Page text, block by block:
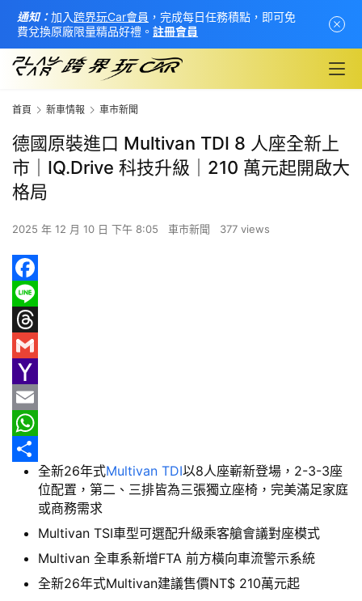
首
頁
新
車
情
報
車
輛
汽
首頁 新車情報 車市新聞
德國原裝進口 Multivan TDI 8 人座全新上
市｜IQ.Drive 科技升級｜210 萬元起開啟大
格局
2025 年 12 月 10 日 下午 8:05 車市新聞 377 views
F
a
c
b
o
o
L
e
T
r
e
a
G
m
a
Y
a
h
E
m
W
分
全新26年式Multivan TDI以8人座嶄新登場，2-3-3座
位配置，第二、三排皆為三張獨立座椅，完美滿足家庭
或商務需求
Multivan TSI車型可選配升級乘客艙會議對座模式
Multivan 全車系新增FTA 前方橫向車流警示系統
全新26年式Multivan建議售價NT$ 210萬元起
通知：加入 跨界玩Car會員 ，完成每日任務積點，即可免
費兌換原廠限量精品好禮。 註冊會員